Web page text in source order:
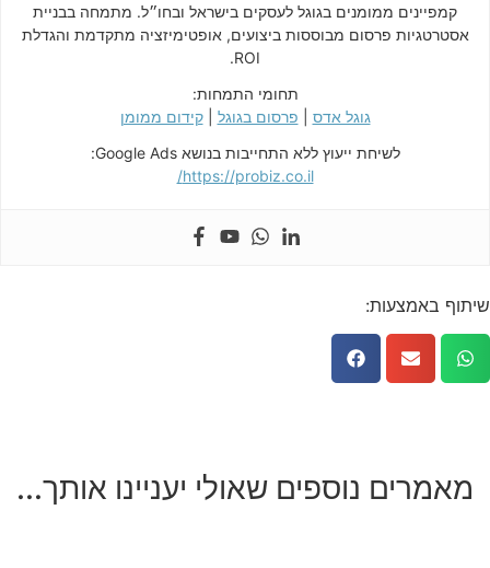
קמפיינים ממומנים בגוגל לעסקים בישראל ובחו״ל. מתמחה בבניית
אסטרטגיות פרסום מבוססות ביצועים, אופטימיזציה מתקדמת והגדלת
ROI.
תחומי התמחות:
גוגל אדס
פרסום בגוגל |קידום ממומן
לשיחת ייעוץ ללא התחייבות בנושא Google Ads:
https://probiz.co.il/
שיתוף באמצעות:
מאמרים נוספים שאולי יעניינו אותך...